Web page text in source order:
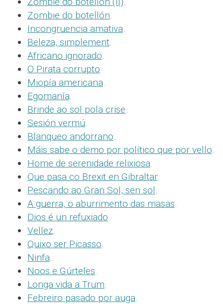
Zombie do botellón.
Incongruencia amativa.
Beleza, simplement.
Africano ignorado.
O Pirata corrupto:
Miopía americana.
Egomanía.
Brinde ao sol pola crise.
Sesión vermú.
Blanqueo andorrano.
Máis sabe o demo por político que por vello.
Home de serenidade relixiosa.
Que pasa co Brexit en Gibraltar.
Pescando ao Gran Sol, sen sol.
A guerra, o aburrimento das masas.
Dios é un refuxiado.
Vellez.
Quixo ser Picasso.
Ninfa.
Noos e Gúrteles.
Longa vida a Trum.
Febreiro pasado por auga.